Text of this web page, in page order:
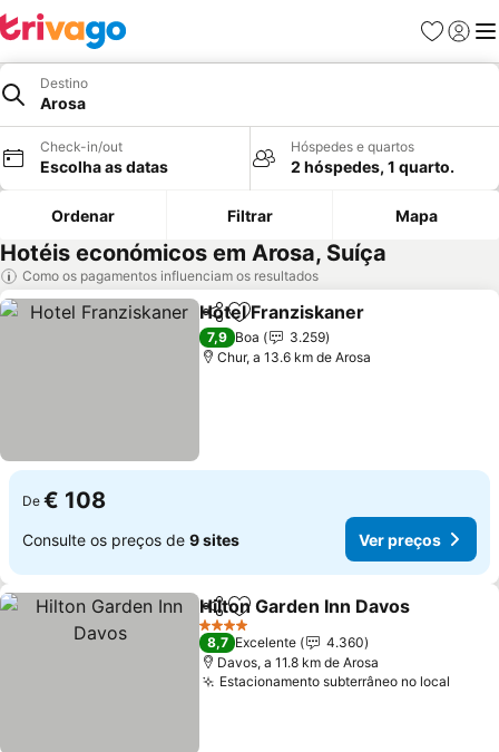
Favoritos
Iniciar
Destino
Arosa
Check-in/out
Escolha as datas
Hóspedes e quartos
2 hóspedes, 1 quarto.
Ordenar Filtrar Mapa
Hotéis económicos em Arosa, Suíça
Como os pagamentos influenciam os resultados
PartilharAdicionar aos favoritos
Hotel Franziskaner
7,9 Boa
3.259
Chur, a 13.6 km de Arosa
De € 108
Consulte os preços de 9 sites Ver preços
PartilharAdicionar aos favoritos
Hilton Garden Inn Davos
4 Estrelas
8,7 Excelente
4.360
Davos, a 11.8 km de Arosa
Estacionamento subterrâneo no local